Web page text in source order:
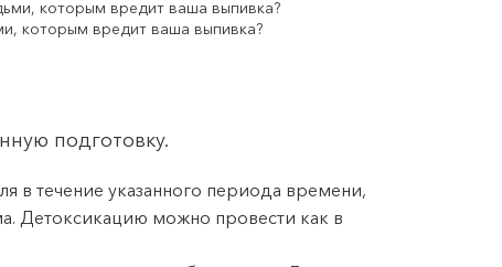
которым вредит ваша выпивка?
подготовку.
в течение указанного периода времени,
Детоксикацию можно провести как в